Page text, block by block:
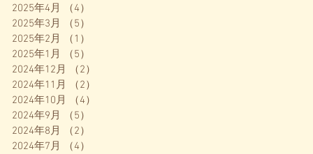
2025年4月
（4）
2025年3月
（5）
2025年2月
（1）
2025年1月
（5）
2024年12月
（2）
2024年11月
（2）
2024年10月
（4）
2024年9月
（5）
2024年8月
（2）
2024年7月
（4）